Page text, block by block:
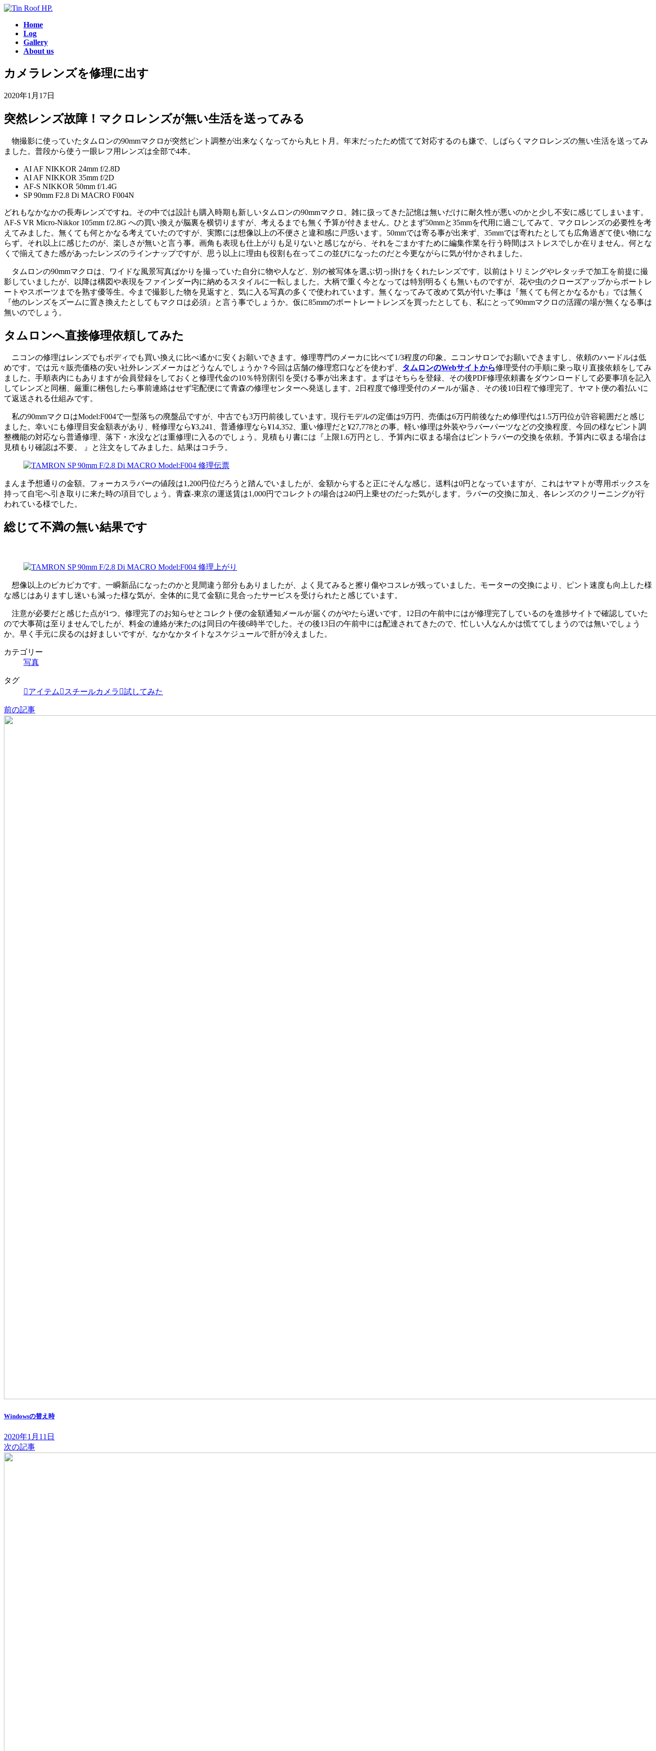
コ
ス
キ
プ
ナ
ン
に
動
Home
Log
Gallery
About us
カメラレンズを修理に出す
2020年1月17日
突然レンズ故障！マクロレンズが無い生活を送ってみる
物撮影に使っていたタムロンの90mmマクロが突然ピント調整が出来なくなってから丸ヒト月。年末だったため慌てて対応するのも嫌で、しばらくマクロレンズの無い生活を送ってみ
ました。普段から使う一眼レフ用レンズは全部で4本。
AI AF NIKKOR 24mm f/2.8D
AI AF NIKKOR 35mm f/2D
AF-S NIKKOR 50mm f/1.4G
SP 90mm F2.8 Di MACRO F004N
どれもなかなかの長寿レンズですね。その中では設計も購入時期も新しいタムロンの90mmマクロ。雑に扱ってきた記憶は無いだけに耐久性が悪いのかと少し不安に感じてしまいます。
AF-S VR Micro-Nikkor 105mm f/2.8G への買い換えが脳裏を横切りますが、考えるまでも無く予算が付きません。ひとまず50mmと35mmを代用に過ごしてみて、マクロレンズの必要性を考
えてみました。無くても何とかなる考えていたのですが、実際には想像以上の不便さと違和感に戸惑います。50mmでは寄る事が出来ず、35mmでは寄れたとしても広角過ぎて使い物にな
らず。それ以上に感じたのが、楽しさが無いと言う事。画角も表現も仕上がりも足りないと感じながら、それをごまかすために編集作業を行う時間はストレスでしか在りません。何とな
くで揃えてきた感があったレンズのラインナップですが、思う以上に理由も役割も在ってこの並びになったのだと今更ながらに気が付かされました。
タムロンの90mmマクロは、ワイドな風景写真ばかりを撮っていた自分に物や人など、別の被写体を選ぶ切っ掛けをくれたレンズです。以前はトリミングやレタッチで加工を前提に撮
影していましたが、以降は構図や表現をファインダー内に納めるスタイルに一転しました。大柄で重く今となっては特別明るくも無いものですが、花や虫のクローズアップからポートレ
ートやスポーツまでを熟す優等生。今まで撮影した物を見返すと、気に入る写真の多くで使われています。無くなってみて改めて気が付いた事は『無くても何とかなるかも』では無く
『他のレンズをズームに置き換えたとしてもマクロは必須』と言う事でしょうか。仮に85mmのポートレートレンズを買ったとしても、私にとって90mmマクロの活躍の場が無くなる事は
無いのでしょう。
タムロンへ直接修理依頼してみた
ニコンの修理はレンズでもボディでも買い換えに比べ遙かに安くお願いできます。修理専門のメーカに比べて1/3程度の印象。ニコンサロンでお願いできますし、依頼のハードルは低
めです。では元々販売価格の安い社外レンズメーカはどうなんでしょうか？今回は店舗の修理窓口などを使わず、 タムロンのWebサイトから修理受付の手順に乗っ取り直接依頼をしてみ
ました。手順表内にもありますが会員登録をしておくと修理代金の10％特別割引を受ける事が出来ます。まずはそちらを登録、その後PDF修理依頼書をダウンロードして必要事項を記入
してレンズと同梱、厳重に梱包したら事前連絡はせず宅配便にて青森の修理センターへ発送します。2日程度で修理受付のメールが届き、その後10日程で修理完了。ヤマト便の着払いに
て返送される仕組みです。
私の90mmマクロはModel:F004で一型落ちの廃盤品ですが、中古でも3万円前後しています。現行モデルの定価は9万円、売価は6万円前後なため修理代は1.5万円位が許容範囲だと感じ
ました。幸いにも修理目安金額表があり、軽修理なら¥3,241、普通修理なら¥14,352、重い修理だと¥27,778との事。軽い修理は外装やラバーパーツなどの交換程度、今回の様なピント調
整機能の対応なら普通修理、落下・水没などは重修理に入るのでしょう。見積もり書には『上限1.6万円とし、予算内に収まる場合はピントラバーの交換を依頼。予算内に収まる場合は
見積もり確認は不要。 』と注文をしてみました。結果はコチラ。
まんま予想通りの金額。フォーカスラバーの値段は1,200円位だろうと踏んでいましたが、金額からすると正にそんな感じ。送料は0円となっていますが、これはヤマトが専用ボックスを
持って自宅へ引き取りに来た時の項目でしょう。青森-東京の運送賃は1,000円でコレクトの場合は240円上乗せのだった気がします。ラバーの交換に加え、各レンズのクリーニングが行
われている様でした。
総じて不満の無い結果です
想像以上のピカピカです。一瞬新品になったのかと見間違う部分もありましたが、よく見てみると擦り傷やコスレが残っていました。モーターの交換により、ピント速度も向上した様
な感じはありますし迷いも減った様な気が。全体的に見て金額に見合ったサービスを受けられたと感じています。
注意が必要だと感じた点が1つ。修理完了のお知らせとコレクト便の金額通知メールが届くのがやたら遅いです。12日の午前中にはが修理完了しているのを進捗サイトで確認していた
ので大事荷は至りませんでしたが、料金の連絡が来たのは同日の午後6時半でした。その後13日の午前中には配達されてきたので、忙しい人なんかは慌ててしまうのでは無いでしょう
か。早く手元に戻るのは好ましいですが、なかなかタイトなスケジュールで肝が冷えました。
カテゴリー
写真
タグ
アイテム
スチールカメラ 試してみた
前の記事
Windowsの替え時
2020年1月11日
次の記事